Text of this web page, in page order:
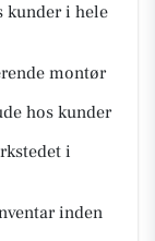
kunder i hele
montør
hos kunder
i
inden